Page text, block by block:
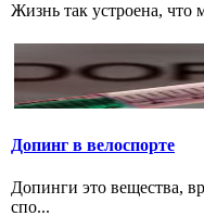
Жизнь так устроена, что
Допинг в велоспорте
Допинги это вещества,
спо...